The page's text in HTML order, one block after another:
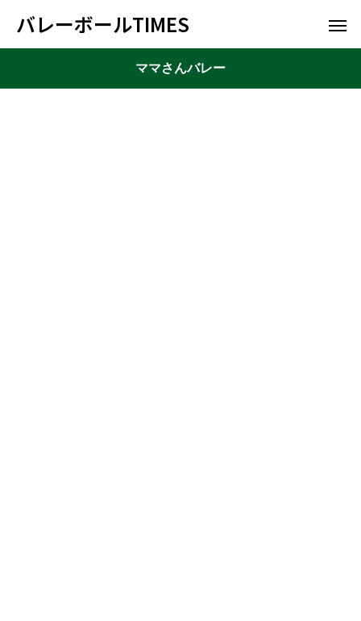
バレーボールTIMES
ママさんバレー